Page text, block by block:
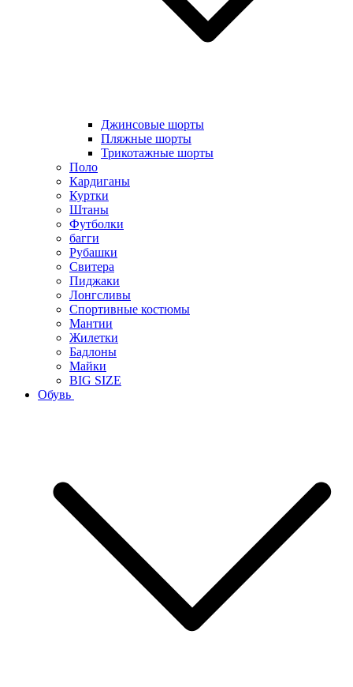
Джинсовые шорты
Пляжные шорты
Трикотажные шорты
Поло
Кардиганы
Куртки
Штаны
Футболки
багги
Рубашки
Свитера
Пиджаки
Лонгсливы
Спортивные костюмы
Мантии
Жилетки
Бадлоны
Майки
BIG SIZE
Обувь